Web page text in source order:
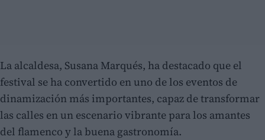
La alcaldesa, Susana Marqués, ha destacado que el
festival se ha convertido en uno de los eventos de
dinamización más importantes, capaz de transformar
las calles en un escenario vibrante para los amantes
del flamenco y la buena gastronomía.